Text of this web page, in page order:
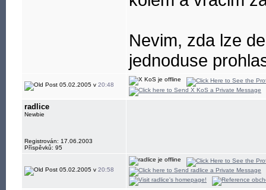
Nevim, zda lze
jednoduse
05.02.2005 v 20:48
radlice
Newbie
Registrován: 17.06.2003
Příspěvků: 95
05.02.2005 v 20:58